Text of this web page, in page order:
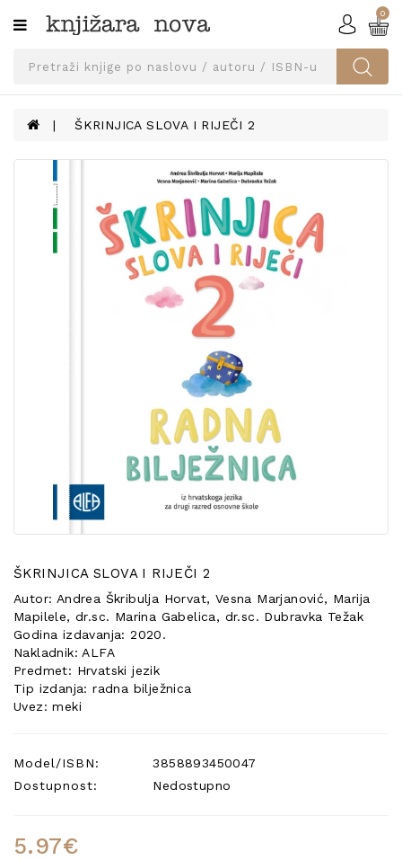
Kategorije
SVEUČILIŠNA
UDŽBENICI
KNJIGE
PRIBOR
OPREMA
0
ŠKRINJICA SLOVA I RIJEČI 2
ŠKRINJICA SLOVA I RIJEČI 2
Autor: Andrea Škribulja Horvat, Vesna Marjanović, Marija
Mapilele, dr.sc. Marina Gabelica, dr.sc. Dubravka Težak
Godina izdavanja: 2020.
Nakladnik: ALFA
Predmet: Hrvatski jezik
Tip izdanja: radna bilježnica
Uvez: meki
Model/ISBN:
3858893450047
Dostupnost:
Nedostupno
5.97€